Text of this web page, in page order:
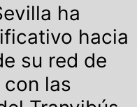
ha
hacia
su red de
las